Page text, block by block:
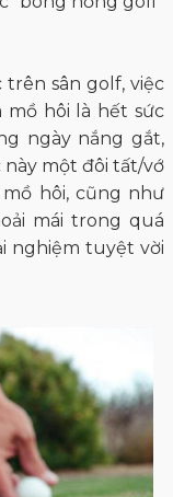
sân golf, việc
hôi là hết sức
ngày nắng gắt,
này một đôi tất/vớ
hôi, cũng như
mái trong quá
nghiệm tuyệt vời